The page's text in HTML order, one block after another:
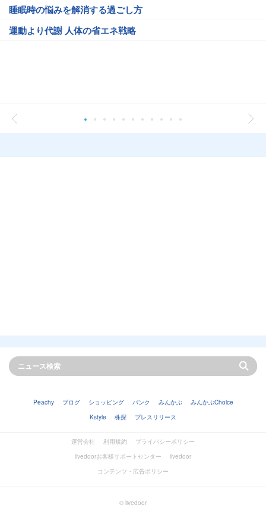
睡眠時の悩みを解消する過ごし方
運動より代謝 人体の省エネ戦略
Peachy ブログ ショッピング バンク みんかぶ
みんかぶChoice
Kstyle
株探 プレスリリース
運営会社 利用規約
プライバシーポリシー
livedoorお客様サポートセンター
livedoor
コンテンツ・広告ポリシー
© livedoor